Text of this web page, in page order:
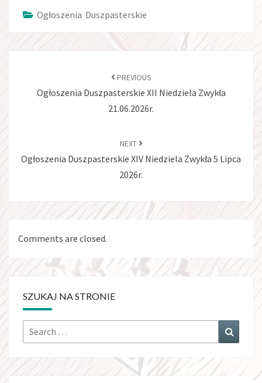
Ogłoszenia Duszpasterskie
PREVIOUS
Ogłoszenia Duszpasterskie XII Niedziela Zwykła
21.06.2026r.
NEXT
Ogłoszenia Duszpasterskie XIV Niedziela Zwykła 5 Lipca
2026r.
Comments are closed.
SZUKAJ NA STRONIE